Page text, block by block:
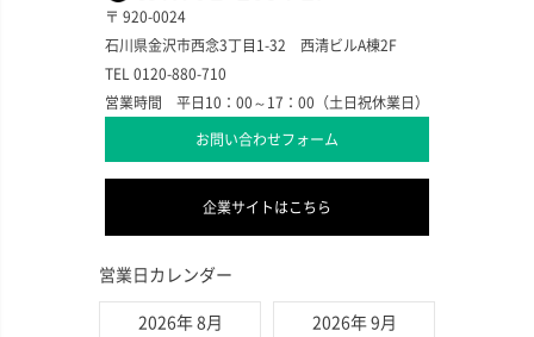
〒 920-0024
石川県金沢市西念3丁目1-32 西清ビルA棟2F
TEL 0120-880-710
営業時間 平日10：00～17：00（土日祝休業日）
お問い合わせフォーム
企業サイトはこちら
営業日カレンダー
2026年 8月 2026年 9月